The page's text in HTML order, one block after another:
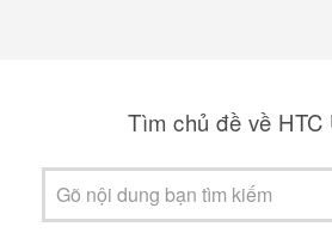
Tìm chủ đề về HTC